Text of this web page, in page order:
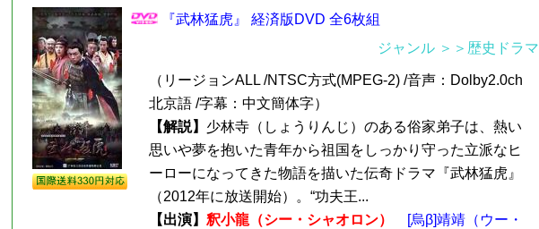
『武林猛虎』 経済版DVD 全6枚組
ジャンル ＞＞歴史ドラマ
（リージョンALL /NTSC方式(MPEG-2) /音声：Dolby2.0ch
北京語 /字幕：中文簡体字）
【解説】 少林寺（しょうりんじ）のある俗家弟子は、熱い
思いや夢を抱いた青年から祖国をしっかり守った立派なヒ
ーローになってきた物語を描いた伝奇ドラマ『武林猛虎』
（2012年に放送開始）。“功夫王...
【出演】 釈小龍（シー・シャオロン）
[烏β]靖靖（ウー・